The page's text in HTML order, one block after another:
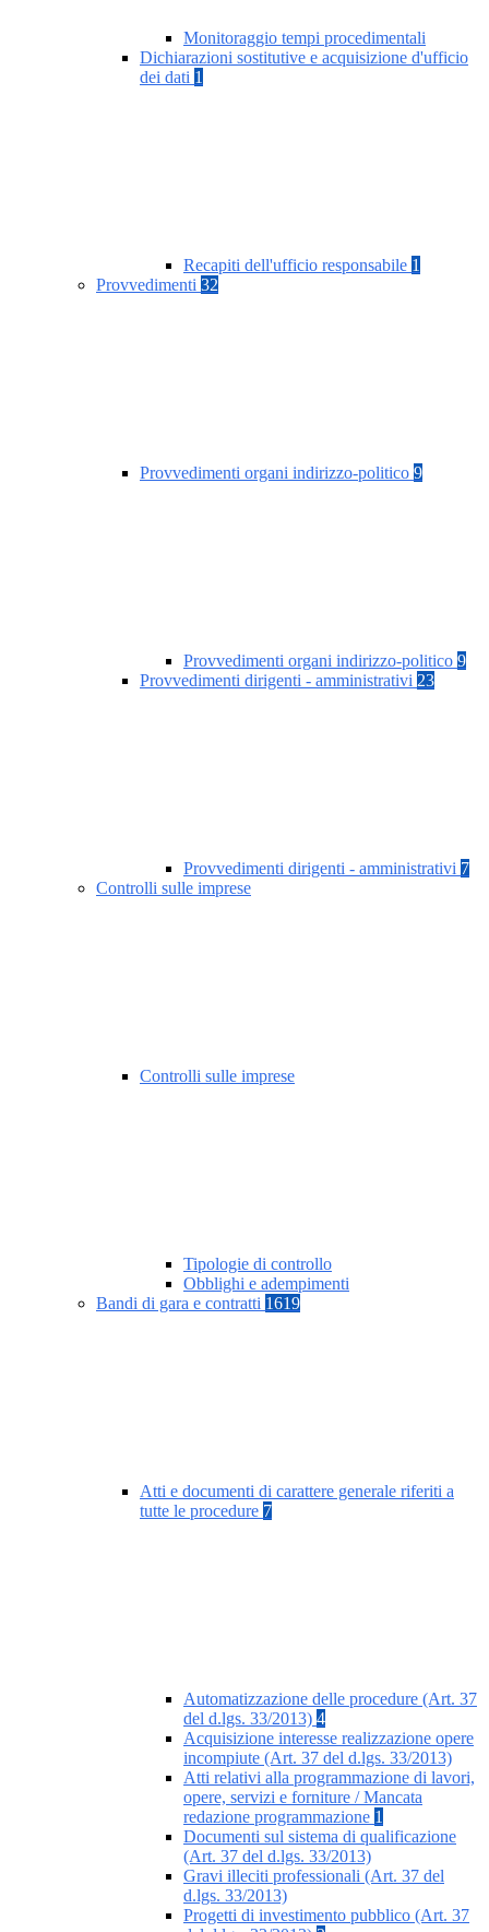
Monitoraggio tempi procedimentali
Dichiarazioni sostitutive e acquisizione d'ufficio
dei dati 1
Recapiti dell'ufficio responsabile 1
Provvedimenti 32
Provvedimenti organi indirizzo-politico 9
Provvedimenti organi indirizzo-politico 9
Provvedimenti dirigenti - amministrativi 23
Provvedimenti dirigenti - amministrativi 7
Controlli sulle imprese
Controlli sulle imprese
Tipologie di controllo
Obblighi e adempimenti
Bandi di gara e contratti 1619
Atti e documenti di carattere generale riferiti a
tutte le procedure 7
Automatizzazione delle procedure (Art. 37
del d.lgs. 33/2013) 4
Acquisizione interesse realizzazione opere
incompiute (Art. 37 del d.lgs. 33/2013)
Atti relativi alla programmazione di lavori,
opere, servizi e forniture / Mancata
redazione programmazione 1
Documenti sul sistema di qualificazione
(Art. 37 del d.lgs. 33/2013)
Gravi illeciti professionali (Art. 37 del
d.lgs. 33/2013)
Progetti di investimento pubblico (Art. 37